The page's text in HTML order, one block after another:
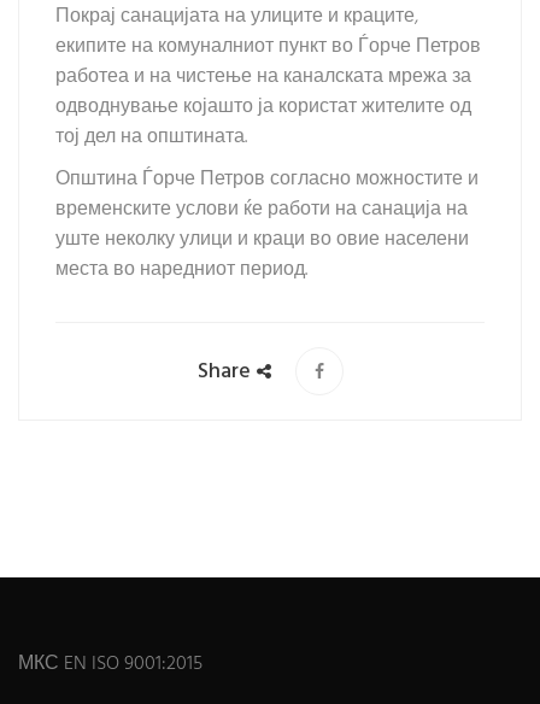
Покрај санацијата на улиците и краците,
екипите на комуналниот пункт во Ѓорче Петров
работеа и на чистење на каналската мрежа за
одводнување којашто ја користат жителите од
тој дел на општината.
Општина Ѓорче Петров согласно можностите и
временските услови ќе работи на санација на
уште неколку улици и краци во овие населени
места во наредниот период.
Share
МКС EN ISO 9001:2015